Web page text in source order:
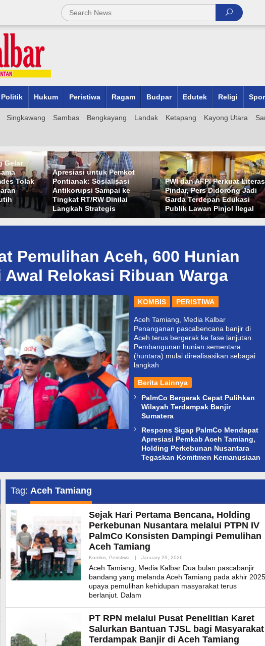
Politik Hukum Peristiwa Ragam Budpar Edutek Religi
Singkawang Sambas Bengkayang Landak Ketapang Kayong Utara
Gelar
Tolak
Apresiasi untuk Pemkot
Pontianak: Sosialisasi
Antikorupsi Sampai ke
Tingkat RT/RW Dinilai
Langkah Strategis
PWI dan AFPI Perkuat
Pindar, Pers Didorong Jadi
Garda Terdepan Edukasi
Publik Lawan Pinjol Ilegal
Pemulihan Aceh, 600 Hunian
Awal Relokasi Ribuan Warga
KOMBIS PERISTIWA
Aceh Tamiang, Media Kalbar
Penanganan pascabencana banjir di
Aceh terus bergerak ke fase lanjutan.
Pembangunan hunian sementara
(huntara) mulai direalisasikan sebagai
langkah
Berita Lainnya
PalmCo Bergerak Cepat Pulihkan
Wilayah Terdampak Banjir
Sumatera
Respons Sigap PalmCo Mendapat
Apresiasi Pemkab Aceh Tamiang,
Holding Perkebunan Nusantara
Tegaskan Komitmen Kemanusiaan
Tag: Aceh Tamiang
Sejak Hari Pertama Bencana, Holding
Perkebunan Nusantara melalui PTPN IV
PalmCo Konsisten Dampingi Pemulihan
Aceh Tamiang
Kombis, Peristiwa | January 29, 2026
Aceh Tamiang, Media Kalbar Dua bulan pascabanjir
bandang yang melanda Aceh Tamiang pada akhir
upaya pemulihan kehidupan masyarakat terus
berlanjut. Dalam
PT RPN melalui Pusat Penelitian Karet
Salurkan Bantuan TJSL bagi Masyarakat
Terdampak Banjir di Aceh Tamiang